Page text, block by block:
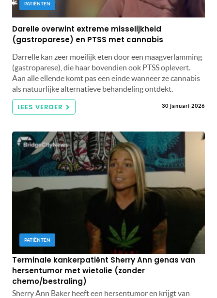
PATIËNTEN
Darelle overwint extreme misselijkheid
(gastroparese) en PTSS met cannabis
Darrelle kan zeer moeilijk eten door een maagverlamming
(gastroparese), die haar bovendien ook PTSS oplevert.
Aan alle ellende komt pas een einde wanneer ze cannabis
als natuurlijke alternatieve behandeling ontdekt.
LEES VERDER 30 januari 2026
PATIËNTEN
Terminale kankerpatiënt Sherry Ann genas van
hersentumor met wietolie (zonder
chemo/bestraling)
Sherry Ann Baker heeft een hersentumor en krijgt van